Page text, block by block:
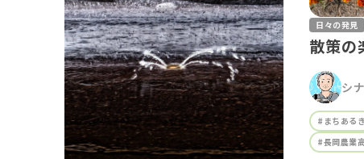
散策の
シ
日々の発見
#まちあるき
#長岡農業